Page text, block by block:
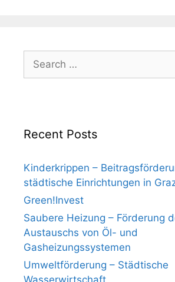
Search
for:
Recent Posts
Kinderkrippen –
städtische Einrichtungen in
Green!Invest
Saubere Heizung – Förderung
Austauschs von Öl- und
Gasheizungssystemen
Umweltförderung – Städtische
Wasserwirtschaft